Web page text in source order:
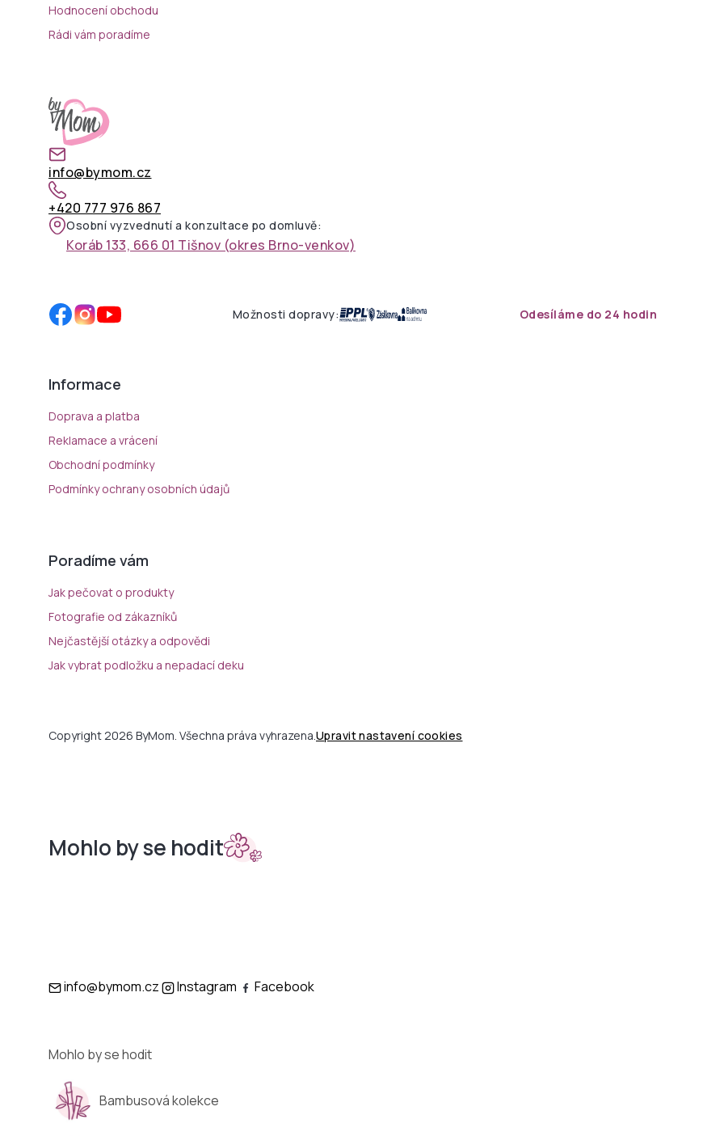
Hodnocení obchodu
Rádi vám poradíme
info@bymom.cz
+420 777 976 867
Osobní vyzvednutí a konzultace po domluvě:
Koráb 133, 666 01 Tišnov (okres Brno-venkov)
Možnosti dopravy: Odesíláme do 24 hodin
Informace
Doprava a platba
Reklamace a vrácení
Obchodní podmínky
Podmínky ochrany osobních údajů
Poradíme vám
Jak pečovat o produkty
Fotografie od zákazníků
Nejčastější otázky a odpovědi
Jak vybrat podložku a nepadací deku
Copyright 2026 ByMom. Všechna práva vyhrazena.Upravit nastavení cookies
Mohlo by se hodit
info@bymom.cz Instagram Facebook
Mohlo by se hodit
Bambusová kolekce